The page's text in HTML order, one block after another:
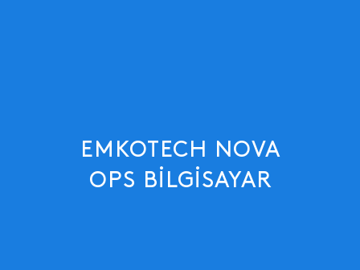
EMKOTECH NOVA
OPS BILGISAYAR